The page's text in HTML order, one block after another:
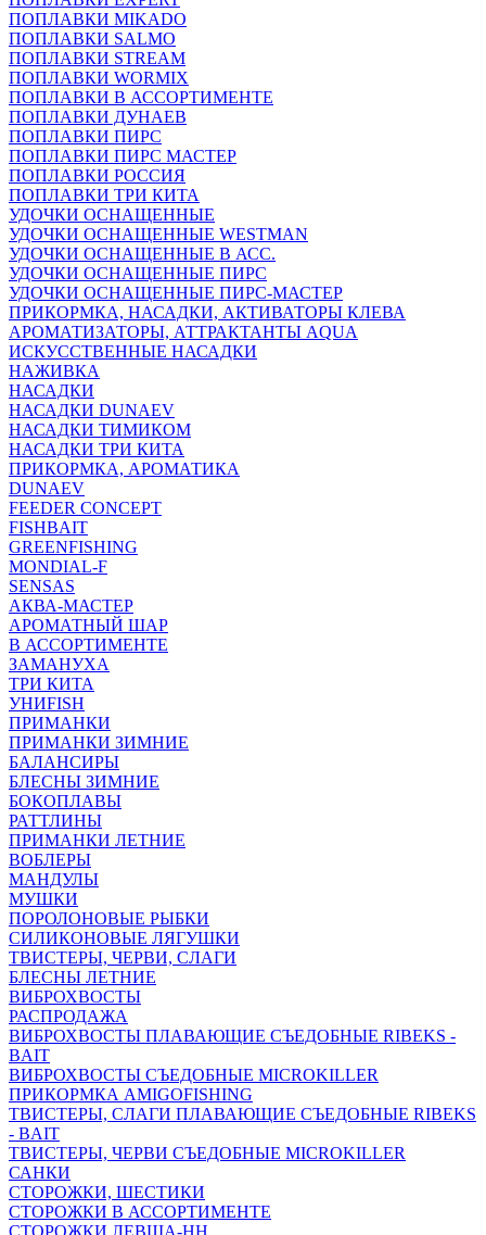
ПОПЛАВКИ MIKADO
ПОПЛАВКИ SALMO
ПОПЛАВКИ STREAM
ПОПЛАВКИ WORMIX
ПОПЛАВКИ В АССОРТИМЕНТЕ
ПОПЛАВКИ ДУНАЕВ
ПОПЛАВКИ ПИРС
ПОПЛАВКИ ПИРС МАСТЕР
ПОПЛАВКИ РОССИЯ
ПОПЛАВКИ ТРИ КИТА
УДОЧКИ ОСНАЩЕННЫЕ
УДОЧКИ ОСНАЩЕННЫЕ WESTMAN
УДОЧКИ ОСНАЩЕННЫЕ В АСС.
УДОЧКИ ОСНАЩЕННЫЕ ПИРС
УДОЧКИ ОСНАЩЕННЫЕ ПИРС-МАСТЕР
ПРИКОРМКА, НАСАДКИ, АКТИВАТОРЫ КЛЕВА
АРОМАТИЗАТОРЫ, АТТРАКТАНТЫ AQUA
ИСКУССТВЕННЫЕ НАСАДКИ
НАЖИВКА
НАСАДКИ
НАСАДКИ DUNAEV
НАСАДКИ ТИМИКОМ
НАСАДКИ ТРИ КИТА
ПРИКОРМКА, АРОМАТИКА
DUNAEV
FEEDER CONCEPT
FISHBAIT
GREENFISHING
MONDIAL-F
SENSAS
АКВА-МАСТЕР
АРОМАТНЫЙ ШАР
В АССОРТИМЕНТЕ
ЗАМАНУХА
ТРИ КИТА
УНИFISH
ПРИМАНКИ
ПРИМАНКИ ЗИМНИЕ
БАЛАНСИРЫ
БЛЕСНЫ ЗИМНИЕ
БОКОПЛАВЫ
РАТТЛИНЫ
ПРИМАНКИ ЛЕТНИЕ
ВОБЛЕРЫ
МАНДУЛЫ
МУШКИ
ПОРОЛОНОВЫЕ РЫБКИ
СИЛИКОНОВЫЕ ЛЯГУШКИ
ТВИСТЕРЫ, ЧЕРВИ, СЛАГИ
БЛЕСНЫ ЛЕТНИЕ
ВИБРОХВОСТЫ
РАСПРОДАЖА
ВИБРОХВОСТЫ ПЛАВАЮЩИЕ СЪЕДОБНЫЕ RIBEKS -
BAIT
ВИБРОХВОСТЫ СЪЕДОБНЫЕ MICROKILLER
ПРИКОРМКА AMIGOFISHING
ТВИСТЕРЫ, СЛАГИ ПЛАВАЮЩИЕ СЪЕДОБНЫЕ RIBEKS
- BAIT
ТВИСТЕРЫ, ЧЕРВИ СЪЕДОБНЫЕ MICROKILLER
САНКИ
СТОРОЖКИ, ШЕСТИКИ
СТОРОЖКИ В АССОРТИМЕНТЕ
СТОРОЖКИ ЛЕВША-НН